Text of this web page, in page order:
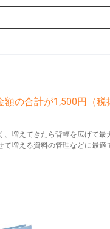
額の合計が1,500円（
増えてきたら背幅を広げて
増える資料の管理などに最適